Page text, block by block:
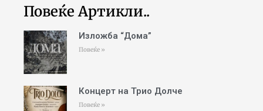
Повеќе Артикли..
Изложба “Дома”
Повеќе »
Концерт на Трио Долче
Повеќе »